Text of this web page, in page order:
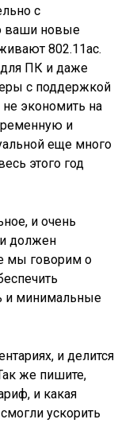
с
ваши новые
802.11ac.
для ПК и даже
с поддержкой
не экономить на
и
еще много
этого год
и очень
должен
мы говорим о
и минимальные
и делится
же пишите,
и какая
ускорить